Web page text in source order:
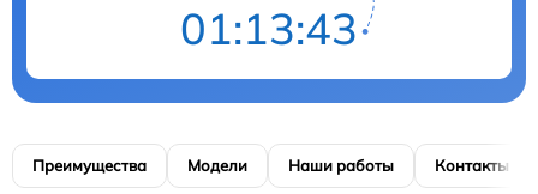
01:13:43
Преимущества Модели Наши работы Контакты